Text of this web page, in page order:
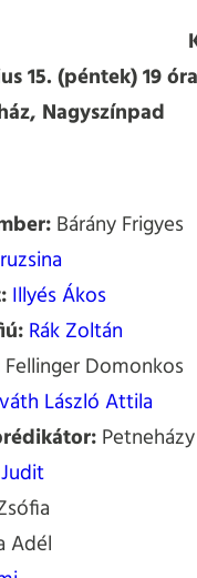
15. (péntek) 19
Nagyszínpad
Bárány Frigyes
Illyés Ákos
Rák Zoltán
Fellinger Domonkos
László Attila
Adél